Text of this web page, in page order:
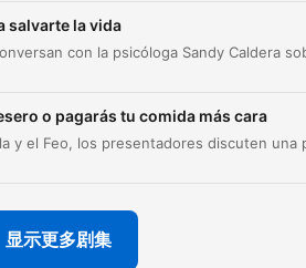
que te traerán
¡Ningún tema
y más
interesantes:
Instagram BMF:
salvarte la vida
o pagarás tu comida más cara
显示更多剧集